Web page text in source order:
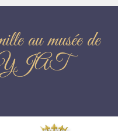
au musée de